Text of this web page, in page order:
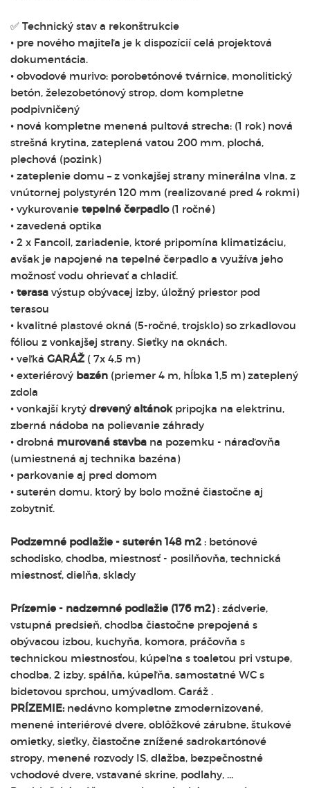
✅ Technický stav a rekonštrukcie
• pre nového majiteľa je k dispozícií celá projektová
dokumentácia.
• obvodové murivo: porobetónové tvárnice, monolitický
betón, železobetónový strop, dom kompletne
podpivničený
• nová kompletne menená pultová strecha: (1 rok) nová
strešná krytina, zateplená vatou 200 mm, plochá,
plechová (pozink)
• zateplenie domu – z vonkajšej strany minerálna vlna, z
vnútornej polystyrén 120 mm (realizované pred 4 rokmi)
• vykurovanie tepelné čerpadlo(1 ročné)
• zavedená optika
• 2 x Fancoil, zariadenie, ktoré pripomína klimatizáciu,
avšak je napojené na tepelné čerpadlo a využíva jeho
možnosť vodu ohrievať a chladiť.
• terasa výstup obývacej izby, úložný priestor pod
terasou
• kvalitné plastové okná (5-ročné, trojsklo) so zrkadlovou
fóliou z vonkajšej strany. Sieťky na oknách.
• veľká GARÁŽ ( 7x 4,5 m)
• exteriérový bazén (priemer 4 m, hĺbka 1,5 m) zateplený
zdola
• vonkajší krytý drevený altánokpripojka na elektrinu,
zberná nádoba na polievanie záhrady
• drobná murovaná stavba na pozemku - náraďovňa
(umiestnená aj technika bazéna)
• parkovanie aj pred domom
• suterén domu, ktorý by bolo možné čiastočne aj
zobytniť.
Podzemné podlažie - suterén 148 m2 : betónové
schodisko, chodba, miestnosť - posilňovňa, technická
miestnosť, dielňa, sklady
Prízemie - nadzemné podlažie (176 m2): zádverie,
vstupná predsieň, chodba čiastočne prepojená s
obývacou izbou, kuchyňa, komora, práčovňa s
technickou miestnosťou, kúpeľna s toaletou pri vstupe,
chodba, 2 izby, spálňa, kúpeľňa, samostatné WC s
bidetovou sprchou, umývadlom. Garáž .
PRÍZEMIE:nedávno kompletne zmodernizované,
menené interiérové dvere, oblôžkové zárubne, štukové
omietky, sieťky, čiastočne znížené sadrokartónové
stropy, menené rozvody IS, dlažba, bezpečnostné
vchodové dvere, vstavané skrine, podlahy, ...